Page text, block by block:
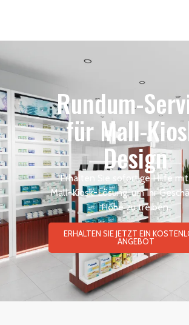
Rundum-
für Mall-
Design
Erhalten Sie sofortige Hilfe
Mall-Kiosk-Lösung, um Ihr
Höhe zu treiben.
ERHALTEN SIE JETZT EIN
ANGEBOT